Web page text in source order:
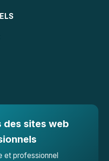
des sites web
et professionnel